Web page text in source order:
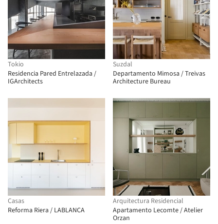
Tokio
Residencia Pared Entrelazada /
IGArchitects
Suzdal
Departamento Mimosa / Treivas
Architecture Bureau
Casas
Reforma Riera / LABLANCA
Arquitectura Residencial
Apartamento Lecomte / Atelier
Orzan